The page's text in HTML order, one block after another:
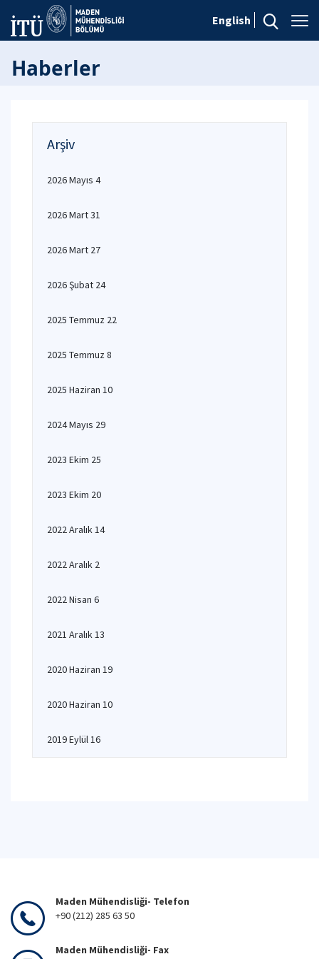
English
Haberler
Arşiv
2026 Mayıs 4
2026 Mart 31
2026 Mart 27
2026 Şubat 24
2025 Temmuz 22
2025 Temmuz 8
2025 Haziran 10
2024 Mayıs 29
2023 Ekim 25
2023 Ekim 20
2022 Aralık 14
2022 Aralık 2
2022 Nisan 6
2021 Aralık 13
2020 Haziran 19
2020 Haziran 10
2019 Eylül 16
Maden Mühendisliği- Telefon
+90 (212) 285 63 50
Maden Mühendisliği- Fax